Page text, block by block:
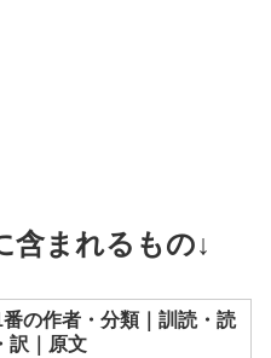
含まれるもの↓
の作者・分類｜訓読・読
訳｜原文